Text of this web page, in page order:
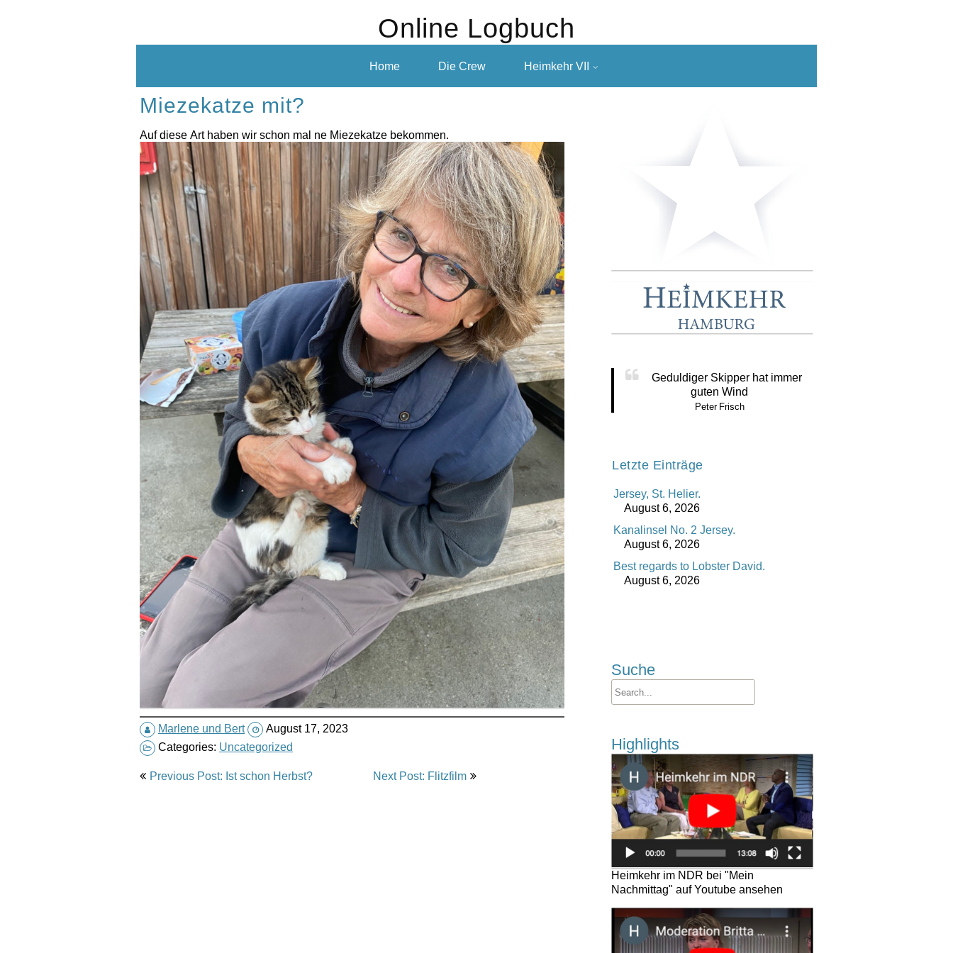
Online Logbuch
Home Die Crew Heimkehr VII
Miezekatze mit?
Auf diese Art haben wir schon mal ne Miezekatze bekommen.
Marlene und Bert
August 17, 2023
Categories: Uncategorized
Post
Previous Post: Ist schon Herbst? Next Post: Flitzfilm
Geduldiger Skipper hat immer
guten Wind
Peter Frisch
Letzte Einträge
Jersey, St. Helier.
August 6, 2026
Kanalinsel No. 2 Jersey.
August 6, 2026
Best regards to Lobster David.
August 6, 2026
Suche
Highlights
Heimkehr im NDR bei "Mein
Nachmittag" auf Youtube ansehen